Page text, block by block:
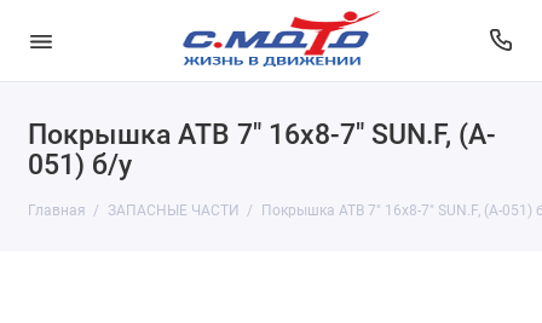
Покрышка АТВ 7" 16x8-7" SUN.F, (A-
051) б/у
Главная ЗАПАСНЫЕ ЧАСТИ Покрышка АТВ 7" 16x8-7" SUN.F, (A-051)